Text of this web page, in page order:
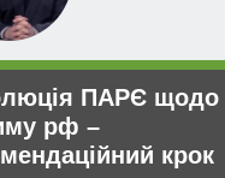
ПАРЄ щодо
рф –
крок